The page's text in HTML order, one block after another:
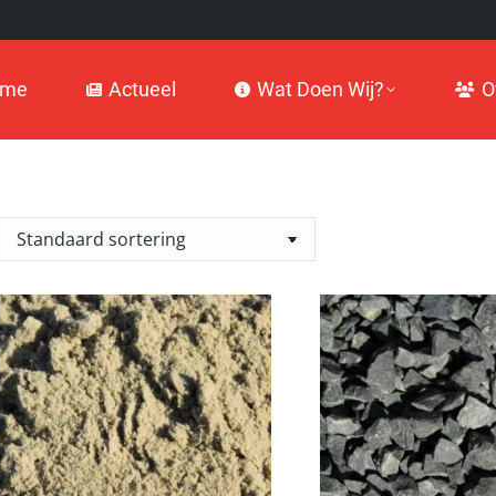
Actueel Wat Doen Wij?